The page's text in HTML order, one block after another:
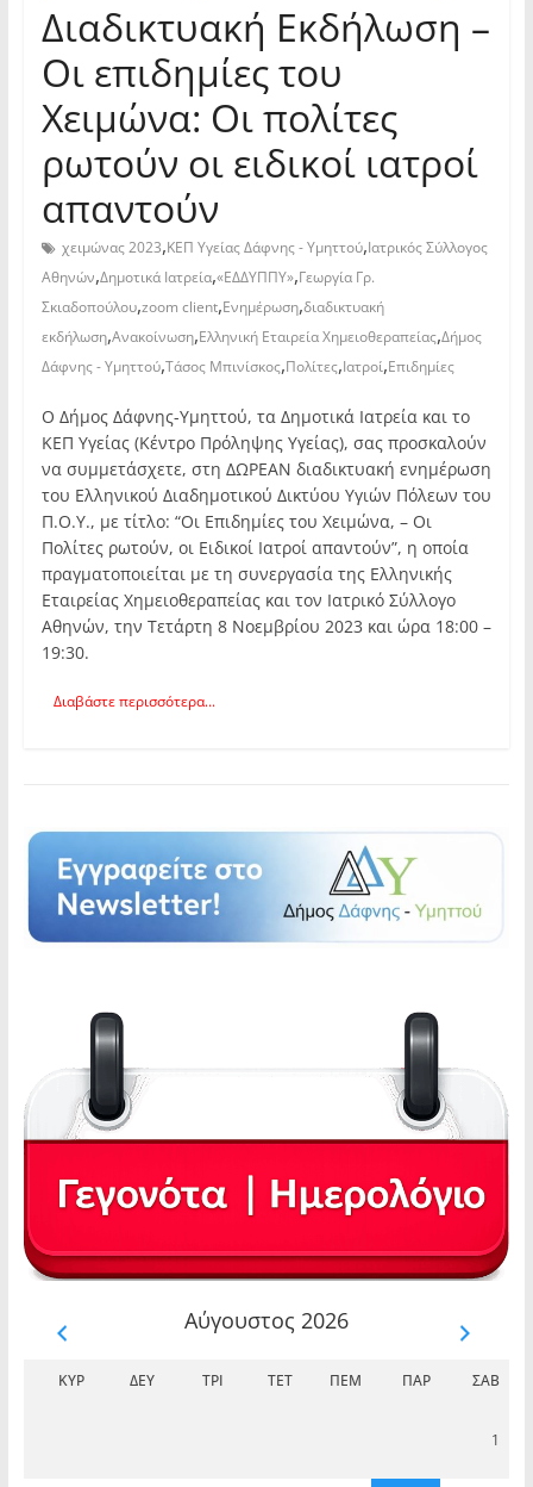
Διαδικτυακή Εκδήλωση –
Οι επιδημίες του
Χειμώνα: Οι πολίτες
ρωτούν οι ειδικοί ιατροί
απαντούν
χειμώνας 2023,ΚΕΠ Υγείας Δάφνης - Υμηττού,Ιατρικός Σύλλογος
Αθηνών,Δημοτικά Ιατρεία,«ΕΔΔΥΠΠΥ»,Γεωργία Γρ.
Σκιαδοπούλου,zoom client,Ενημέρωση,διαδικτυακή
εκδήλωση,Ανακοίνωση,Ελληνική Εταιρεία Χημειοθεραπείας,Δήμος
Δάφνης - Υμηττού,Τάσος Μπινίσκος,Πολίτες,Ιατροί,Επιδημίες
Ο Δήμος Δάφνης-Υμηττού, τα Δημοτικά Ιατρεία και το
ΚΕΠ Υγείας (Κέντρο Πρόληψης Υγείας), σας προσκαλούν
να συμμετάσχετε, στη ΔΩΡΕΑΝ διαδικτυακή ενημέρωση
του Ελληνικού Διαδημοτικού Δικτύου Υγιών Πόλεων του
Π.Ο.Υ., με τίτλο: “Οι Επιδημίες του Χειμώνα, – Οι
Πολίτες ρωτούν, οι Ειδικοί Ιατροί απαντούν”, η οποία
πραγματοποιείται με τη συνεργασία της Ελληνικής
Εταιρείας Χημειοθεραπείας και τον Ιατρικό Σύλλογο
Αθηνών, την Τετάρτη 8 Νοεμβρίου 2023 και ώρα 18:00 –
19:30.
Διαβάστε περισσότερα...
Αύγουστος 2026
ΚΥΡ ΔΕΥ ΤΡΊ ΤΕΤ ΠΈΜ ΠΑΡ ΣΆΒ
1